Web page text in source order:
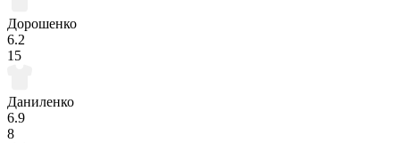
Дорошенко
6.2
15
Даниленко
6.9
8